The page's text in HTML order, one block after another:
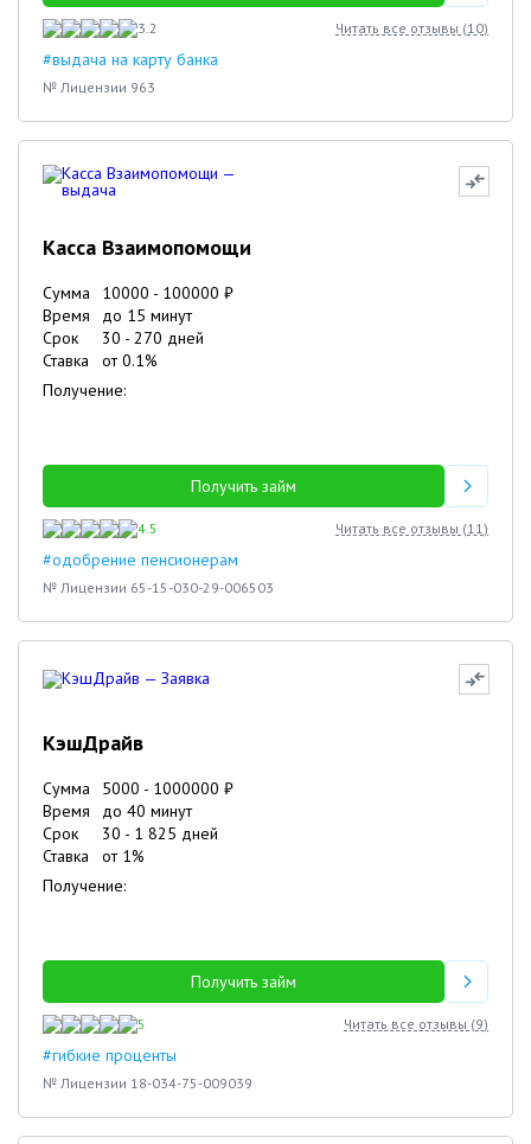
3.2 Читать все отзывы (10)
#выдача на карту банка
№ Лицензии 963
Касса Взаимопомощи
Сумма 10000 - 100000 ₽
Время
до 15 минут
Срок
30 - 270 дней
Ставка
от0.1%
Получение:
Получить займ
4.5 Читать все отзывы (11)
#одобрение пенсионерам
№ Лицензии 65-15-030-29-006503
КэшДрайв
Сумма 5000 - 1000000 ₽
Время
до 40 минут
Срок
30 - 1 825 дней
Ставка
от 1%
Получение:
Получить займ
5 Читать все отзывы (9)
#гибкие проценты
№ Лицензии 18-034-75-009039